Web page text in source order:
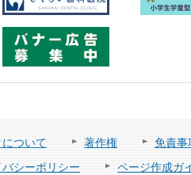
について 著作権
免責事
バシーポリシー
ページ作成ガ